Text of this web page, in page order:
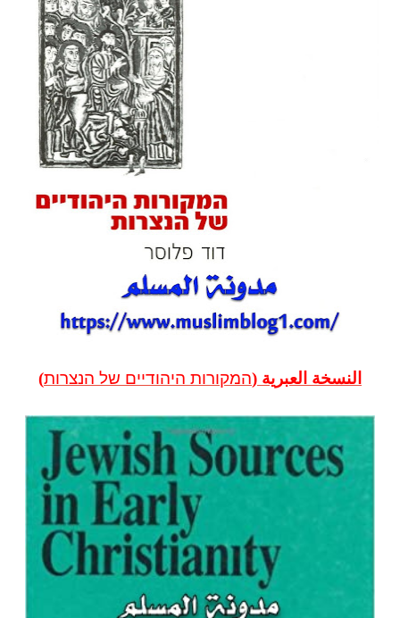
النسخة العبرية (המקורות היהודיים של הנצרות)